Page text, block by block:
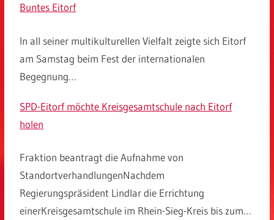
Buntes Eitorf
In all seiner multikulturellen Vielfalt zeigte sich Eitorf
am Samstag beim Fest der internationalen
Begegnung…
SPD-Eitorf möchte Kreisgesamtschule nach Eitorf
holen
Fraktion beantragt die Aufnahme von
StandortverhandlungenNachdem
Regierungspräsident Lindlar die Errichtung
einerKreisgesamtschule im Rhein-Sieg-Kreis bis zum…